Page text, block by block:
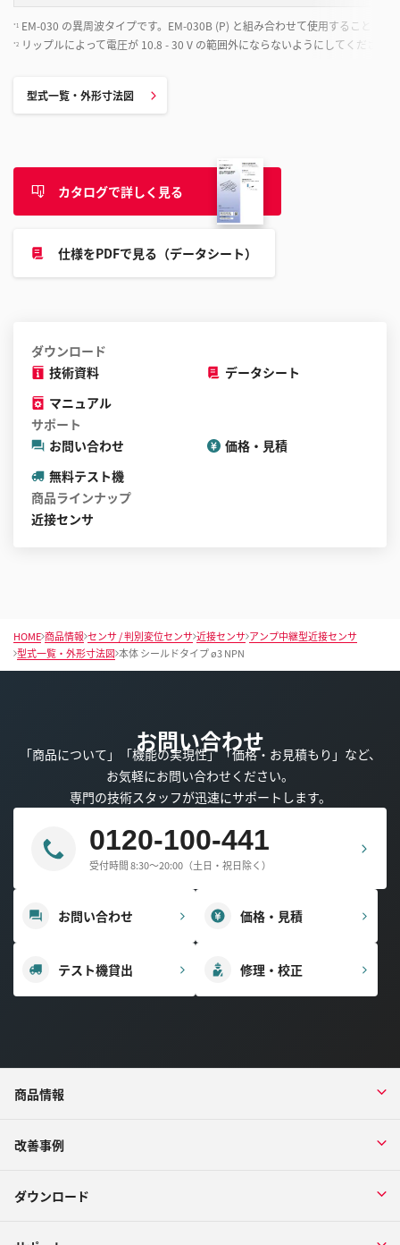
*1 EM-030 の異周波タイプです。EM-030B (P) と組み合わせて使用することで
*2 リップルによって電圧が 10.8 - 30 V の範囲外にならないようにしてください。
型式一覧・外形寸法図
カタログで詳しく見る
仕様をPDFで見る（データシート）
ダウンロード
技術資料
データシート
マニュアル
サポート
お問い合わせ
価格・見積
無料テスト機
商品ラインナップ
近接センサ
HOME 商品情報 センサ / 判別変位センサ 近接センサ アンプ中継型近接センサ
型式一覧・外形寸法図 本体 シールドタイプ ø3 NPN
お問い合わせ
「商品について」「機能の実現性」「価格・お見積もり」など、
お気軽にお問い合わせください。
専門の技術スタッフが迅速にサポートします。
0120-100-441
受付時間 8:30～20:00（土日・祝日除く）
お問い合わせ 価格・見積
テスト機貸出 修理・校正
商品情報
改善事例
ダウンロード